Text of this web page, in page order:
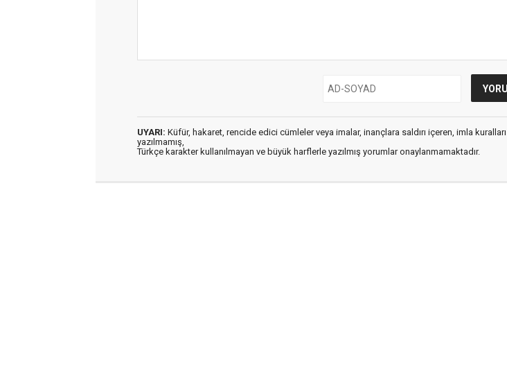
UYARI: Küfür, hakaret, rencide edici cümleler veya imalar, inançlara saldırı içeren, imla
yazılmamış,
Türkçe karakter kullanılmayan ve büyük harflerle yazılmış yorumlar onaylanmamaktadır.